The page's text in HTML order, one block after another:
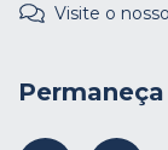
Visite o